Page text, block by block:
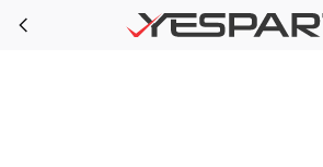
Skip to main content